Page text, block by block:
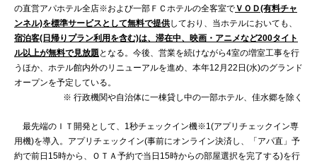
の直営アパホテル全店※および一部ＦＣホテルの全客室でＶＯＤ(有料チャ
ンネル)を標準サービスとして無料で提供しており、当ホテルにおいても、
宿泊客(日帰りプラン利用を含む)は、滞在中、映画・アニメなど200タイト
ル以上が無料で見放題 となる。今後、営業を続けながら4室の増室工事を行
うほか、ホテル館内外のリニューアルを進め、本年12月22日(水)のグランド
オープンを予定している。
※ 行政機関や自治体に一棟貸し中の一部ホテル、佳水郷を除く
最先端のＩＴ開発として、1秒チェックイン機※1(アプリチェックイン専
用機)を導入。アプリチェックイン(事前にオンライン決済し、「アパ直」予
約で前日15時から、ＯＴＡ予約で当日15時からの部屋選択を完了する)を行